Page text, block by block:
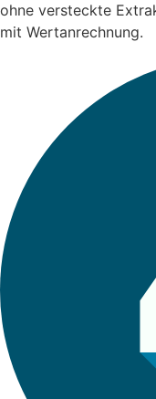
ohne versteckte
mit Wertanrechnung.